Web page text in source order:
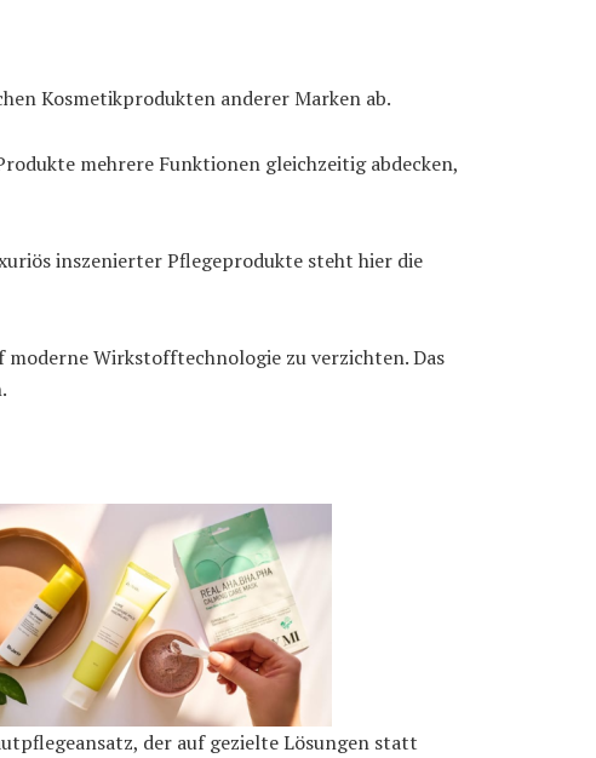
Kosmetikprodukten anderer Marken ab.
mehrere Funktionen gleichzeitig abdecken,
inszenierter Pflegeprodukte steht hier die
Wirkstofftechnologie zu verzichten. Das
der auf gezielte Lösungen statt